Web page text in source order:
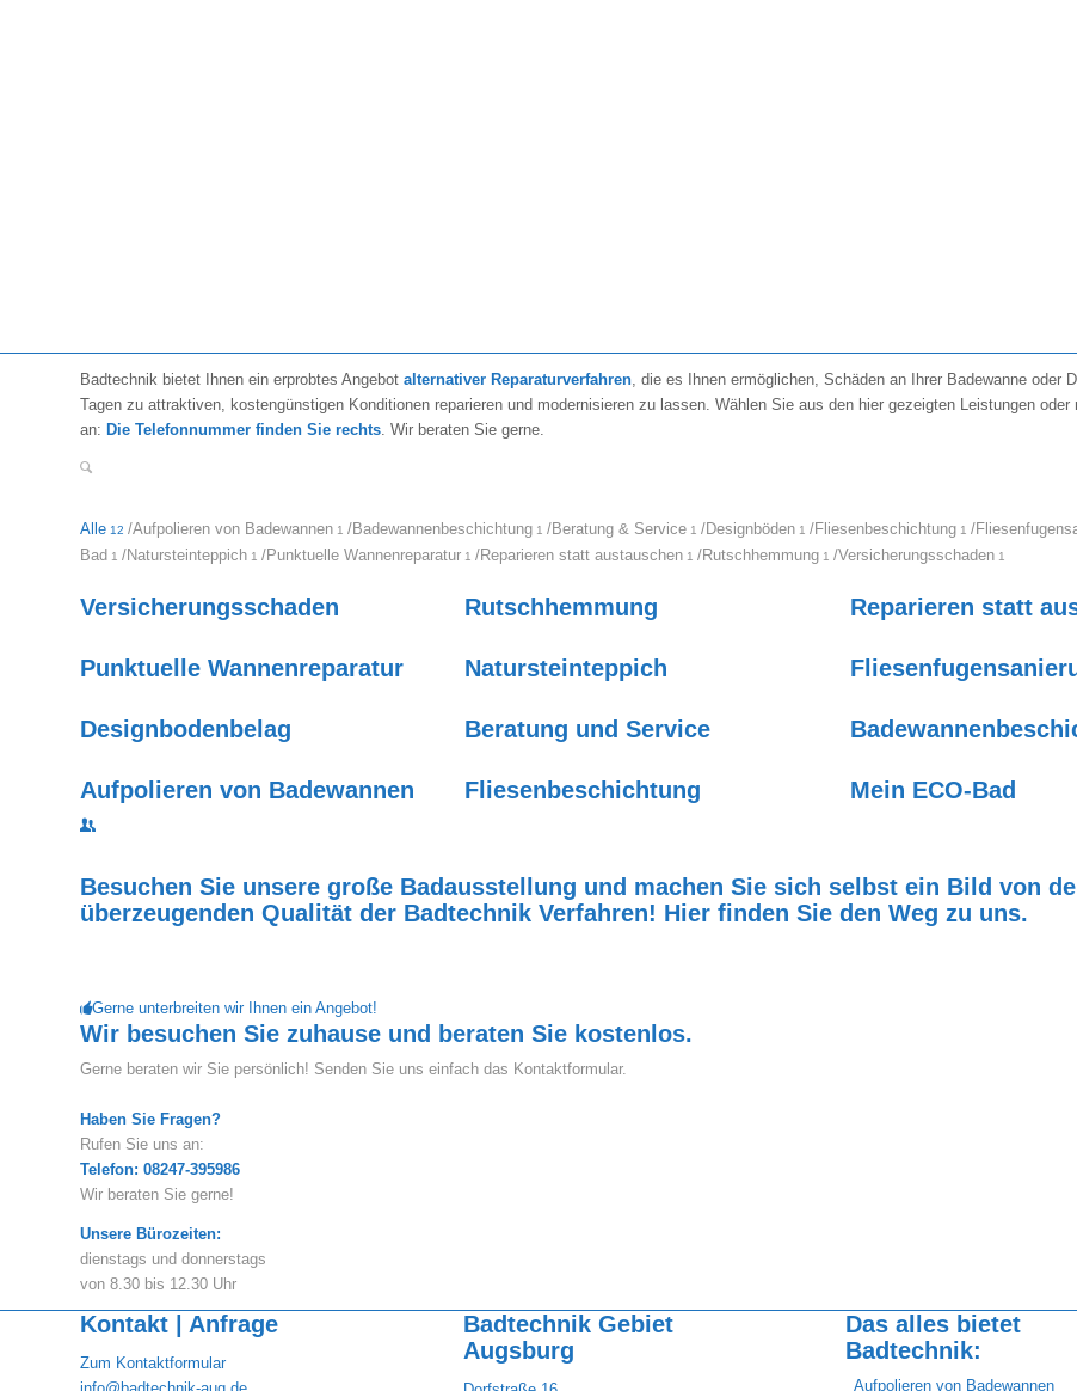
Badtechnik bietet Ihnen ein erprobtes Angebot alternativer Reparaturverfahren, die es Ihnen ermöglichen, Schäden an Ihrer Badewanne oder
Tagen zu attraktiven, kostengünstigen Konditionen reparieren und modernisieren zu lassen. Wählen Sie aus den hier gezeigten Leistungen
an: Die Telefonnummer finden Sie rechts. Wir beraten Sie gerne.
Alle 12 /Aufpolieren von Badewannen 1 /Badewannenbeschichtung 1 /Beratung & Service 1 /Designböden 1 /Fliesenbeschichtung 1 /
Bad 1 /Natursteinteppich 1 /Punktuelle Wannenreparatur 1 /Reparieren statt austauschen 1 /Rutschhemmung 1 /Versicherungsschaden 1
Versicherungsschaden Rutschhemmung Reparieren statt
Punktuelle Wannenreparatur Natursteinteppich
Designbodenbelag Beratung und Service
Aufpolieren von Badewannen Fliesenbeschichtung Mein ECO-Bad
Besuchen Sie unsere große Badausstellung und machen Sie sich selbst ein Bild von
überzeugenden Qualität der Badtechnik Verfahren! Hier finden Sie den Weg zu uns.
Gerne unterbreiten wir Ihnen ein Angebot!
Wir besuchen Sie zuhause und beraten Sie kostenlos.
Gerne beraten wir Sie persönlich! Senden Sie uns einfach das Kontaktformular.
Haben Sie Fragen?
Rufen Sie uns an:
Telefon: 08247-395986
Wir beraten Sie gerne!
Unsere Bürozeiten:
dienstags und donnerstags
von 8.30 bis 12.30 Uhr
Kontakt | Anfrage
Zum Kontaktformular
Badtechnik Gebiet
Augsburg
Das alles bietet
Badtechnik:
Aufpolieren von Badewannen